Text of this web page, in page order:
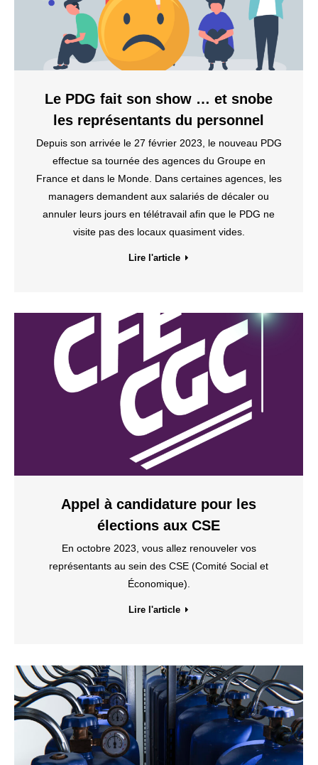
Le PDG fait son show … et snobe
les représentants du personnel
Depuis son arrivée le 27 février 2023, le nouveau PDG
effectue sa tournée des agences du Groupe en
France et dans le Monde. Dans certaines agences, les
managers demandent aux salariés de décaler ou
annuler leurs jours en télétravail afin que le PDG ne
visite pas des locaux quasiment vides.
Lire l'article
Appel à candidature pour les
élections aux CSE
En octobre 2023, vous allez renouveler vos
représentants au sein des CSE (Comité Social et
Économique).
Lire l'article